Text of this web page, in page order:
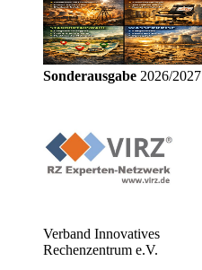
Sonderausgabe 2026/2027
Verband Innovatives
Rechenzentrum e.V.